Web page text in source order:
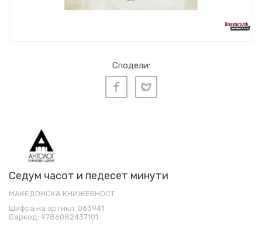
Сподели:
Седум часот и педесет минути
МАКЕДОНСКА КНИЖЕВНОСТ
Шифра на артикл: 063941
Баркод: 9786082437101